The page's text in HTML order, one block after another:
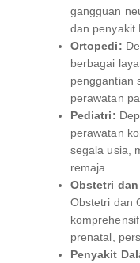
gangguan
dan penyakit
Ortopedi:
berbagai
penggantian
perawatan
Pediatri:
perawatan
segala usia,
remaja.
Obstetri
Obstetri dan
prenatal,
Penyakit